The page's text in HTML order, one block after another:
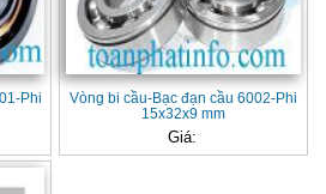
Phi
Vòng bi cầu-Bạc đạn cầu 6002-Phi
15x32x9 mm
Giá: